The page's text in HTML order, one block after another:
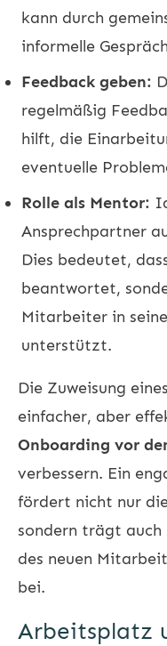
kann durch
informelle
Feedback geben:
regelmäßig
hilft, die
eventuelle
Rolle als Mentor:
Ansprechpartner
Dies bedeutet,
beantwortet,
Mitarbeiter in
unterstützt.
Die Zuweisung
einfacher, aber
Onboarding vor
verbessern. Ein
fördert nicht nur
sondern trägt
des neuen
bei.
Arbeitsplatz